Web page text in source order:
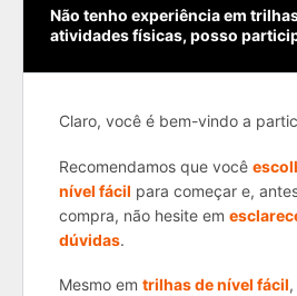
Não tenho experiência em
atividades físicas, posso
Claro, você é bem-vindo a
Recomendamos que você
nível fácil para começar e,
compra, não hesite em
dúvidas.
Mesmo em trilhas de nível fácil